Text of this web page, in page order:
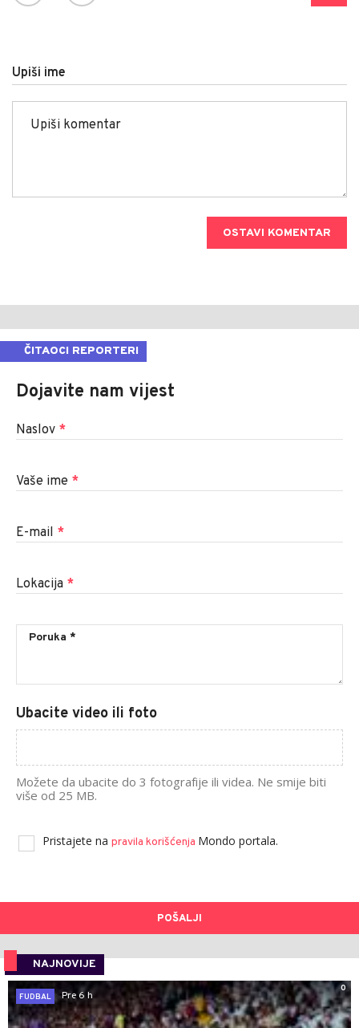
Upiši ime
OSTAVI KOMENTAR
ČITAOCI REPORTERI
Dojavite nam vijest
Naslov *
Vaše ime *
E-mail *
Lokacija *
Ubacite video ili foto
Možete da ubacite do 3 fotografije ili videa. Ne smije biti
više od 25 MB.
Pristajete na pravila korišćenja Mondo portala.
POŠALJI
NAJNOVIJE
0
FUDBAL
Pre 6 h